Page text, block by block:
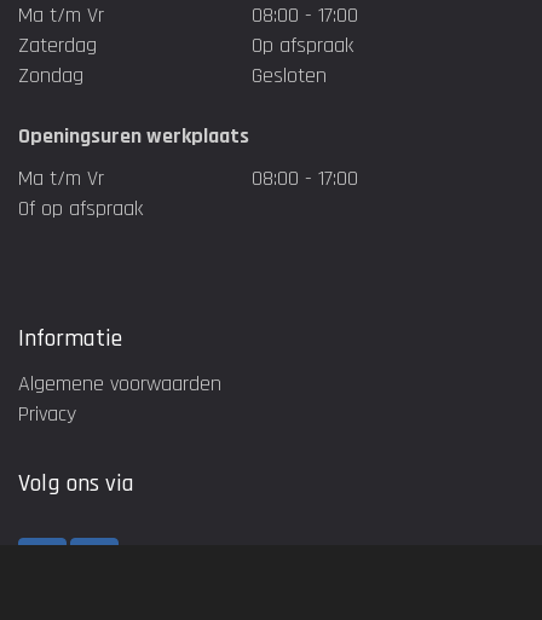
Ma t/m Vr
08:00 - 17:00
Zaterdag
Op afspraak
Zondag
Gesloten
Openingsuren werkplaats
Ma t/m Vr
08:00 - 17:00
Of op afspraak
Informatie
Algemene voorwaarden
Privacy
Volg ons via